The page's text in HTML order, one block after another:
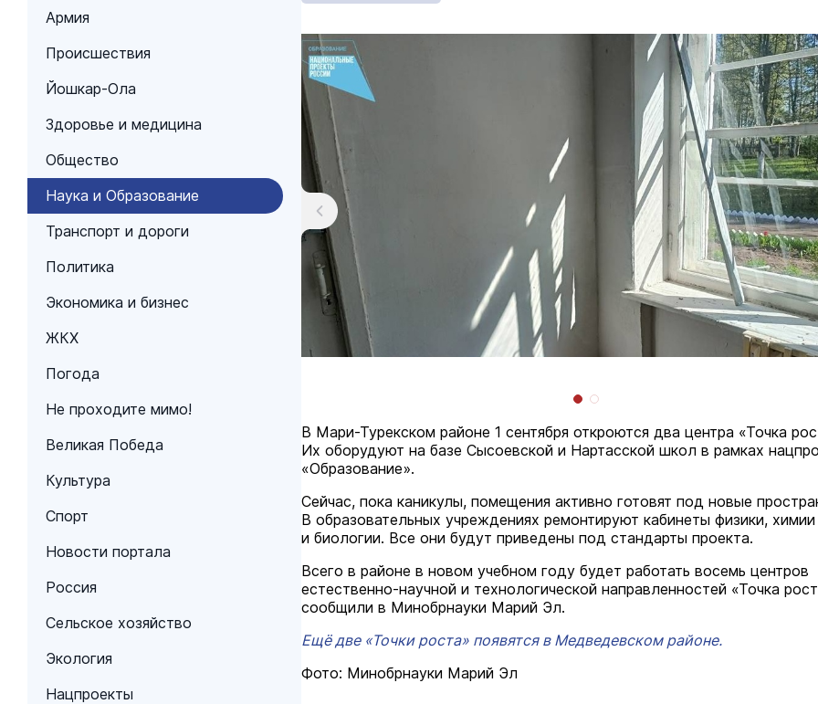
Армия
Происшествия
Йошкар-Ола
Здоровье и медицина
Общество
Наука и Образование
Транспорт и дороги
Политика
Экономика и бизнес
ЖКХ
Погода
Не проходите мимо!
Великая Победа
Культура
Спорт
Новости портала
Россия
Сельское хозяйство
Экология
Нацпроекты
В Мари-Турекском районе 1 сентября откроются два центра «Точка
Их оборудуют на базе Сысоевской и Нартасской школ в рамках
«Образование».
Сейчас, пока каникулы, помещения активно готовят под новые
В образовательных учреждениях ремонтируют кабинеты физики, химии
и биологии. Все они будут приведены под стандарты проекта.
Всего в районе в новом учебном году будет работать восемь центров
естественно-научной и технологической направленностей «Точка
сообщили в Минобрнауки Марий Эл.
Ещё две «Точки роста» появятся в Медведевском районе.
Фото: Минобрнауки Марий Эл